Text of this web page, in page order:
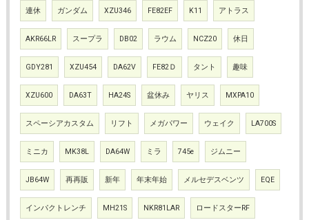
連休 ガンダム XZU346 FE82EF K11 アトラス
AKR66LR スープラ DB02 ラウム NCZ20 休日
GDY281 XZU454 DA62V FE82Ｄ タント 趣味
XZU600 DA63T HA24S 盆休み ヤリス MXPA10
スペーシアカスタム リフト メガパワー ウェイク LA700S
ミニカ MK38L DA64W ミラ 745e ジムニー
JB64W 再再販 新年 年末年始 メルセデスベンツ EQE
インパクトレンチ MH21S NKR81LAR ロードスターRF